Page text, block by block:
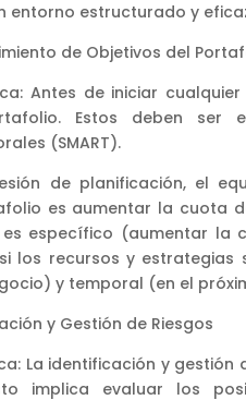
entorno estructurado y
de Objetivos del
Antes de iniciar
Estos deben ser
(SMART).
de planificación, el
es aumentar la cuota
es específico (aumentar la
los recursos y
y temporal (en el
y Gestión de Riesgos
La identificación y
implica evaluar los